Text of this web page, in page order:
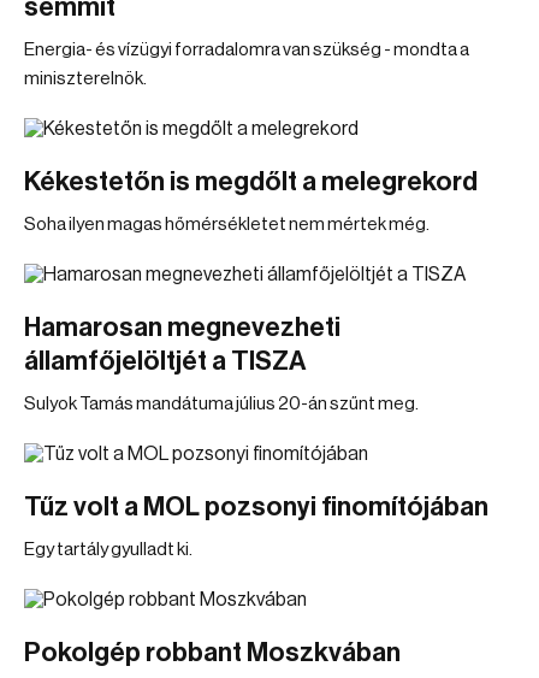
semmit
Energia- és vízügyi forradalomra van szükség - mondta a
miniszterelnök.
Kékestetőn is megdőlt a melegrekord
Soha ilyen magas hőmérsékletet nem mértek még.
Hamarosan megnevezheti
államfőjelöltjét a TISZA
Sulyok Tamás mandátuma július 20-án szűnt meg.
Tűz volt a MOL pozsonyi finomítójában
Egy tartály gyulladt ki.
Pokolgép robbant Moszkvában